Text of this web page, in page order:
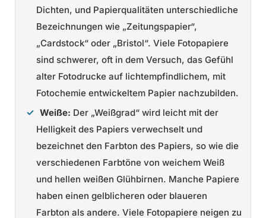
Dichten, und Papierqualitäten unterschiedliche
Bezeichnungen wie „Zeitungspapier“,
„Cardstock“ oder „Bristol“. Viele Fotopapiere
sind schwerer, oft in dem Versuch, das Gefühl
alter Fotodrucke auf lichtempfindlichem, mit
Fotochemie entwickeltem Papier nachzubilden.
Weiße: Der „Weißgrad“ wird leicht mit der
Helligkeit des Papiers verwechselt und
bezeichnet den Farbton des Papiers, so wie die
verschiedenen Farbtöne von weichem Weiß
und hellen weißen Glühbirnen. Manche Papiere
haben einen gelblicheren oder blaueren
Farbton als andere. Viele Fotopapiere neigen zu